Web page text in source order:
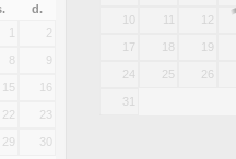
d.
1
2
8 9
15 16
22 23
29 30
10 11 12
17 18 19
24 25 26
31